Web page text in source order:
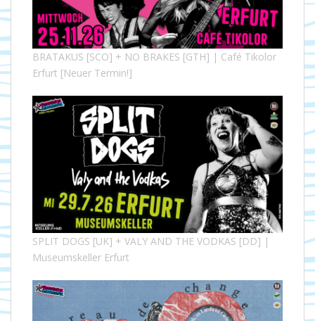
BRATAKUS [SCO] + NO BRAKES [GTH] | Café Tikolor
Erfurt [Neuer Termin!]
SPLIT DOGS [UK] + VALY AND THE VODKAS [DD] |
Museumskeller Erfurt